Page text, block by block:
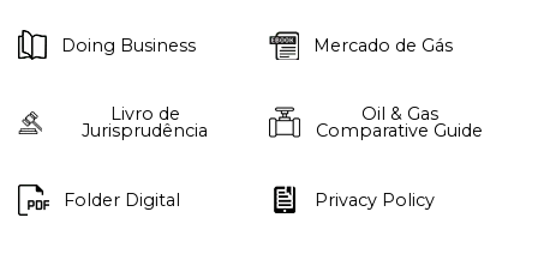
Doing Business Mercado de Gás
Livro de
Jurisprudência
Oil & Gas
Comparative Guide
Folder Digital Privacy Policy